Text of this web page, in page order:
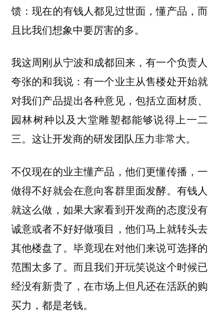
馈：现在的有钱人都见过世面，懂产品，而
且比我们想象中要厉害的多。
我这周刚从宁波和成都回来，有一个负责人
夸张的和我说：有一个业主从售楼处开始就
对我们产品提出各种意见，包括立面材质、
园林树种以及大堂雕塑都能够说得上一二
三。这让开发商的研发团队压力非常大。
不仅现在的业主懂产品，他们更懂传播，一
做得不好就会在意向客群里面发酵。有钱人
就这么做，如果大家看到开发商的态度没有
诚意或者不好好做项目，他们马上就转头去
其他楼盘了。毕竟现在对他们来说可选择的
范围太多了。而且我们开玩笑说这个时候已
经没有新贵了，在市场上但凡还在活跃的购
买力，都是老钱。